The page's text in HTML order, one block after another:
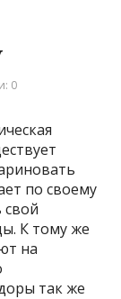
0
по своему
свой
К тому же
на
так же